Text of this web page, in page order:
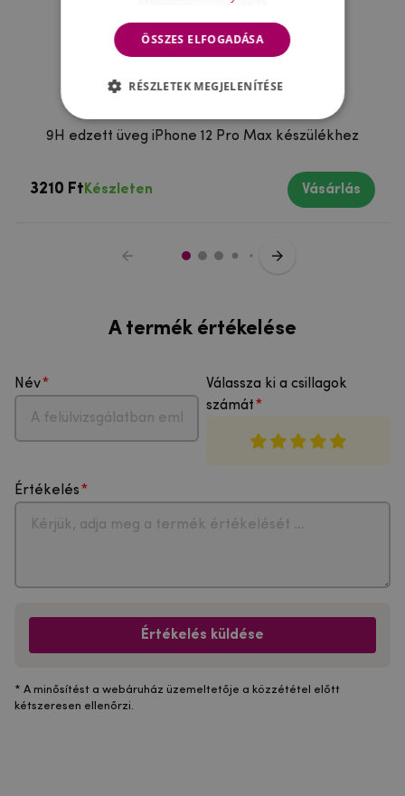
9H edzett üveg iPhone 12 Pro Max készülékhez
3210 Ft Készleten Vásárlás
A termék értékelése
Név
Válassza ki a csillagok
számát
Értékelés
Értékelés küldése
* A minősítést a webáruház üzemeltetője a közzététel előtt
kétszeresen ellenőrzi.
ÖSSZES ELFOGADÁSA
RÉSZLETEK MEGJELENÍTÉSE